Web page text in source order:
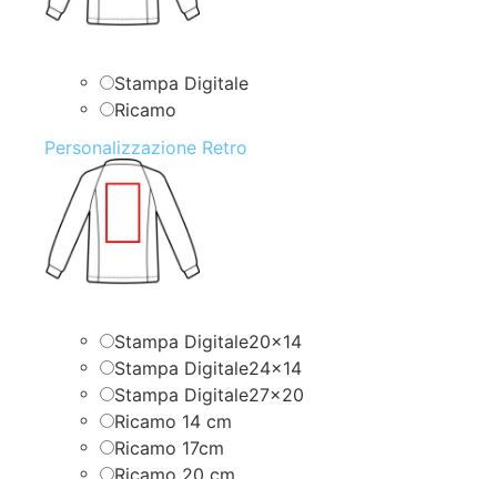
Stampa Digitale
Ricamo
Personalizzazione Retro
Stampa Digitale20x14
Stampa Digitale24x14
Stampa Digitale27x20
Ricamo 14 cm
Ricamo 17cm